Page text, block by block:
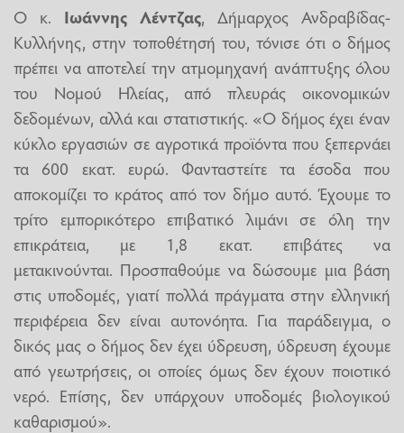
Ο κ. Ιωάννης Λέντζας, Δήμαρχος Ανδραβίδας-
Κυλλήνης, στην τοποθέτησή του, τόνισε ότι ο δήμος
πρέπει να αποτελεί την ατμομηχανή ανάπτυξης όλου
του Νομού Ηλείας, από πλευράς οικονομικών
δεδομένων, αλλά και στατιστικής. «Ο δήμος έχει έναν
κύκλο εργασιών σε αγροτικά προϊόντα που ξεπερνάει
τα 600 εκατ. ευρώ. Φανταστείτε τα έσοδα που
αποκομίζει το κράτος από τον δήμο αυτό. Έχουμε το
τρίτο εμπορικότερο επιβατικό λιμάνι σε όλη την
επικράτεια, με 1,8 εκατ. επιβάτες να
μετακινούνται. Προσπαθούμε να δώσουμε μια βάση
στις υποδομές, γιατί πολλά πράγματα στην ελληνική
περιφέρεια δεν είναι αυτονόητα. Για παράδειγμα, ο
δικός μας ο δήμος δεν έχει ύδρευση, ύδρευση έχουμε
από γεωτρήσεις, οι οποίες όμως δεν έχουν ποιοτικό
νερό. Επίσης, δεν υπάρχουν υποδομές βιολογικού
καθαρισμού».